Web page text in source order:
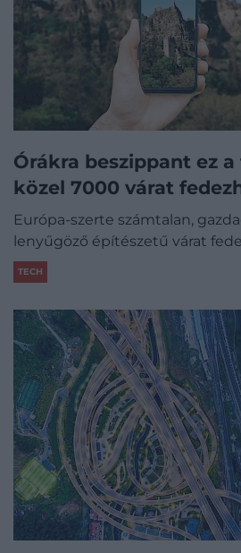
Órákra beszippant ez
közel 7000 várat
Európa-szerte számtalan,
lenyűgöző építészetű várat
TECH